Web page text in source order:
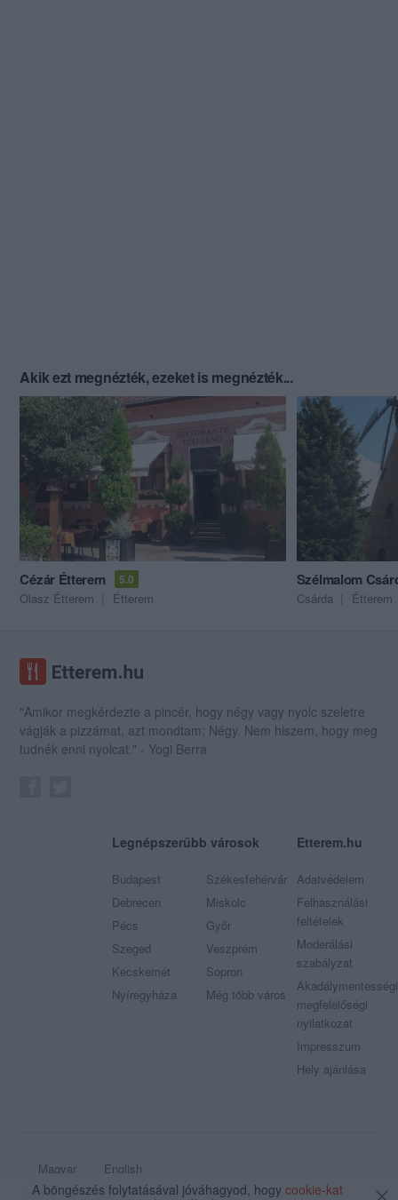
Akik ezt megnézték, ezeket is megnézték...
Cézár Étterem 5.0
Olasz Étterem Étterem
Szélmalom
Csárda Étterem
"Amikor megkérdezte a pincér, hogy négy vagy nyolc szeletre
vágják a pizzámat, azt mondtam; Négy. Nem hiszem, hogy meg
tudnék enni nyolcat." - Yogi Berra
Legnépszerűbb városok
Budapest
Debrecen
Pécs
Szeged
Kecskemét
Nyíregyháza
Székesfehérvár
Miskolc
Győr
Veszprém
Sopron
Még több város
Etterem.hu
Adatvédelem
Felhasználási
feltételek
Moderálási
szabályzat
Akadálymentességi
megfelelőségi
nyilatkozat
Impresszum
Hely ajánlása
Magyar
English
© 2009 - 2026 Etterem.hu - Minden jog fenntartva
A böngészés folytatásával jóváhagyod, hogy cookie-kat